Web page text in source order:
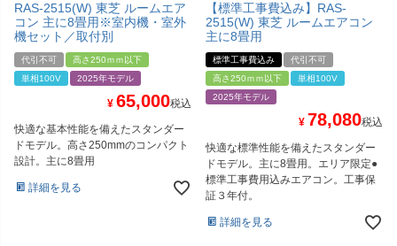
RAS-2515(W) 東芝 ルームエア
コン 主に8畳用※室内機・室外
機セット／取付別
代引不可
高さ250ｍｍ以下
単相100V
2025年モデル
¥ 65,000税込
快適な基本性能を備えたスタンダー
ドモデル。高さ250mmのコンパクト
設計。主に8畳用
詳細を見る
【標準工事費込み】RAS-
2515(W) 東芝 ルームエアコン
主に8畳用
標準工事費込み
代引不可
高さ250ｍｍ以下
単相100V
2025年モデル
¥ 78,080税込
快適な標準性能を備えたスタンダー
ドモデル。主に8畳用。エリア限定●
標準工事費用込みエアコン。工事保
証３年付。
詳細を見る